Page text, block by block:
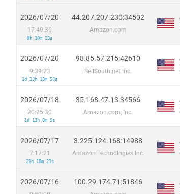
2026/07/20
17:49:36
8h 10m 13s
44.207.207.230:34502
Amazon.com
2026/07/20
9:39:23
1d 13h 13m 53s
98.85.57.215:42610
BellSouth.net Inc.
2026/07/18
20:25:30
1d 13h 8m 9s
35.168.47.13:34566
Amazon.com, Inc.
2026/07/17
7:17:21
21h 18m 21s
3.225.124.168:14988
Amazon Technologies Inc.
2026/07/16 100.29.174.71:51846